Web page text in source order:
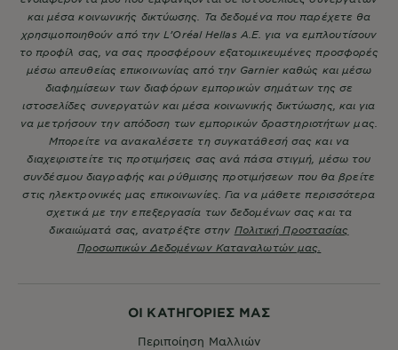
ΟΙ ΚΑΤΗΓΟΡΙΕΣ ΜΑΣ
Περιποίηση Μαλλιών
και μέσα κοινωνικής δικτύωσης. Τα δεδομένα που παρέχετε θα
χρησιμοποιηθούν από την L’Oréal Hellas A.E. για να εμπλουτίσουν
το προφίλ σας, να σας προσφέρουν εξατομικευμένες προσφορές
μέσω απευθείας επικοινωνίας από την Garnier καθώς και μέσω
διαφημίσεων των διαφόρων εμπορικών σημάτων της σε
ιστοσελίδες συνεργατών και μέσα κοινωνικής δικτύωσης, και για
να μετρήσουν την απόδοση των εμπορικών δραστηριοτήτων μας.
Μπορείτε να ανακαλέσετε τη συγκατάθεσή σας και να
διαχειριστείτε τις προτιμήσεις σας ανά πάσα στιγμή, μέσω του
συνδέσμου διαγραφής και ρύθμισης προτιμήσεων που θα βρείτε
στις ηλεκτρονικές μας επικοινωνίες. Για να μάθετε περισσότερα
σχετικά με την επεξεργασία των δεδομένων σας και τα
δικαιώματά σας, ανατρέξτε στην Πολιτική Προστασίας
Προσωπικών Δεδομένων Καταναλωτών μας.